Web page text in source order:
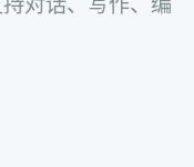
对话、写作、编